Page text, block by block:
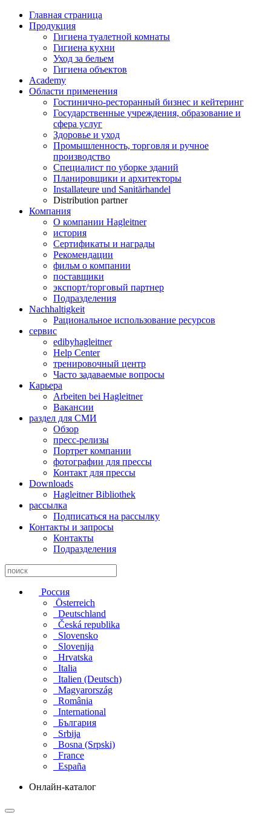
Главная страница
Продукция
Гигиена туалетной комнаты
Гигиена кухни
Уход за бельем
Гигиена объектов
Academy
Области применения
Гостинично-ресторанный бизнес и кейтеринг
Государственные учреждения, образование и
сфера услуг
Здоровье и уход
Промышленность, торговля и ручное
производство
Специалист по уборке зданий
Планировщики и архитекторы
Installateure und Sanitärhandel
Distribution partner
Компания
О компании Hagleitner
история
Сертификаты и награды
Рекомендации
фильм о компании
поставщики
экспорт/торговый партнер
Подразделения
Nachhaltigkeit
Рациональное использование ресурсов
сервис
edibyhagleitner
Help Center
тренировочный центр
Часто задаваемые вопросы
Карьера
Arbeiten bei Hagleitner
Вакансии
раздел для СМИ
Обзор
пресс-релизы
Портрет компании
фотографии для прессы
Контакт для прессы
Downloads
Hagleitner Bibliothek
рассылка
Подписаться на рассылку
Контакты и запросы
Контакты
Подразделения
Россия
Österreich
Deutschland
Česká republika
Slovensko
Slovenija
Hrvatska
Italia
Italien (Deutsch)
Magyarország
România
International
България
Srbija
Bosna (Srpski)
France
España
Онлайн-каталог